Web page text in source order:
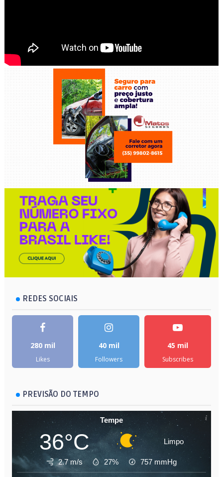
REDES SOCIAIS
280 mil
Likes
40 mil
Followers
45 mil
Subscribes
PREVISÃO DO TEMPO
Tempe
36°C Limpo
2.7 m/s 27% 757 mmHg